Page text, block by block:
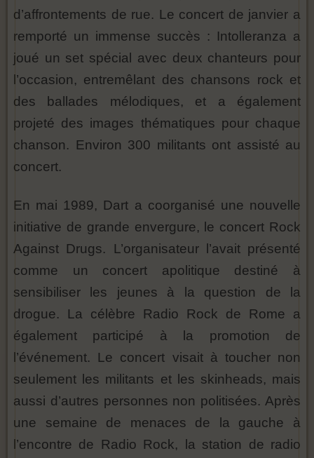
d’affrontements de rue. Le concert de janvier a
remporté un immense succès : Intolleranza a
joué un set spécial avec deux chanteurs pour
l’occasion, entremêlant des chansons rock et
des ballades mélodiques, et a également
projeté des images thématiques pour chaque
chanson. Environ 300 militants ont assisté au
concert.
En mai 1989, Dart a coorganisé une nouvelle
initiative de grande envergure, le concert Rock
Against Drugs. L’organisateur l’avait présenté
comme un concert apolitique destiné à
sensibiliser les jeunes à la question de la
drogue. La célèbre Radio Rock de Rome a
également participé à la promotion de
l’événement. Le concert visait à toucher non
seulement les militants et les skinheads, mais
aussi d’autres personnes non politisées. Après
une semaine de menaces de la gauche à
l’encontre de Radio Rock, la station de radio